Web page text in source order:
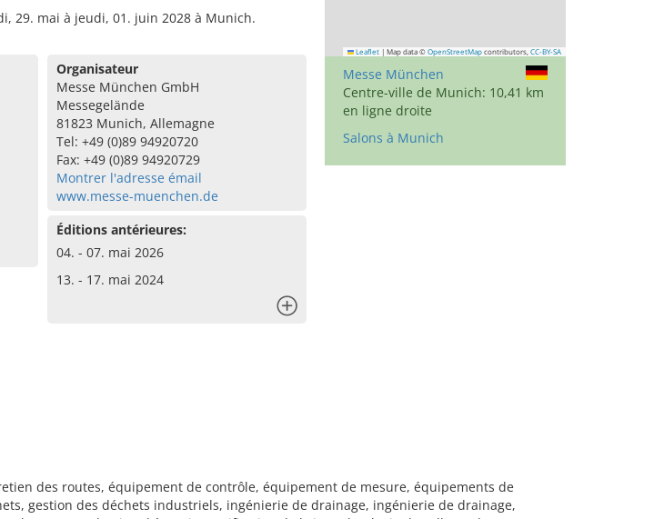
29. mai à jeudi, 01. juin 2028 à Munich.
Organisateur
Messe München GmbH
Messegelände
81823 Munich, Allemagne
Tel: +49 (0)89 94920720
Fax: +49 (0)89 94920729
Montrer l'adresse émail
www.messe-muenchen.de
Éditions antérieures:
04. - 07. mai 2026
13. - 17. mai 2024
Leaflet | Map data © OpenStreetMap contributors, CC-BY-SA
Messe München
Centre-ville de Munich: 10,41 km
en ligne droite
Salons à Munich
des routes, équipement de contrôle, équipement de mesure, équipements de
gestion des déchets industriels, ingénierie de drainage, ingénierie de drainage,